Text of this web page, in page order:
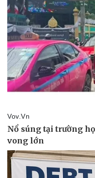
Tư vấn luật